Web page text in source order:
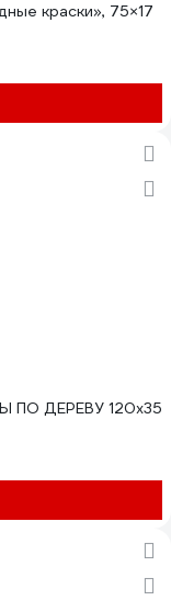
краски», 75×17
ПО ДЕРЕВУ 120х35